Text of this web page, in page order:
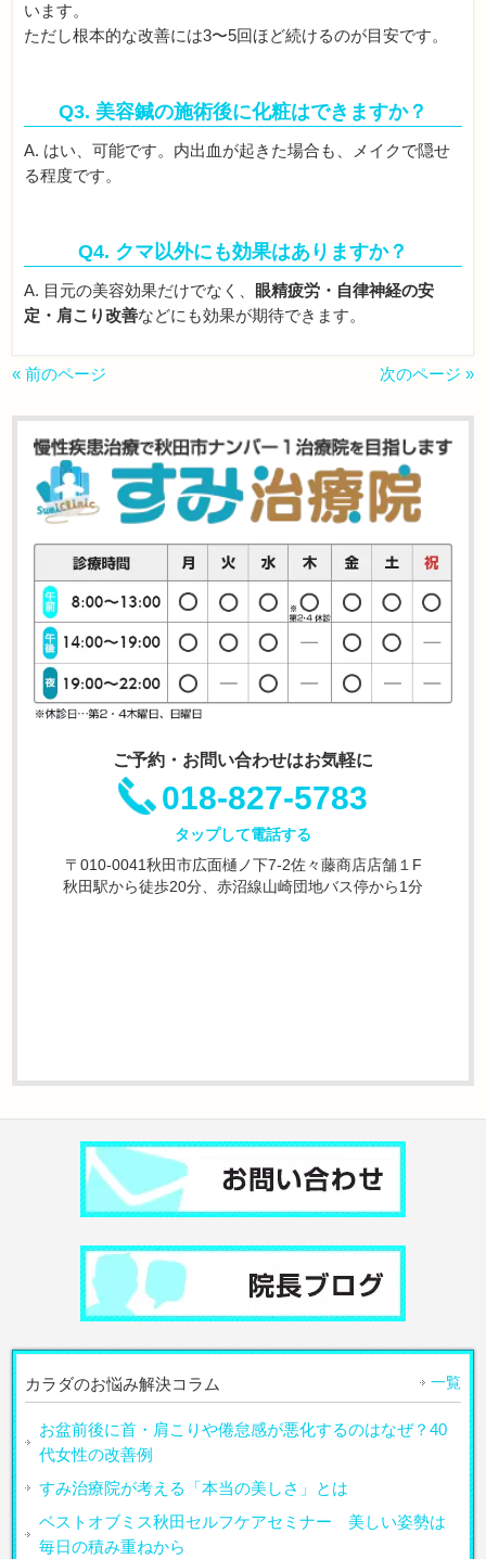
います。
ただし根本的な改善には3〜5回ほど続けるのが目安です。
Q3. 美容鍼の施術後に化粧はできますか？
A. はい、可能です。内出血が起きた場合も、メイクで隠せ
る程度です。
Q4. クマ以外にも効果はありますか？
A. 目元の美容効果だけでなく、
眼精疲労・自律神経の安
定・肩こり改善などにも効果が期待できます。
« 前のページ 次のページ »
ご予約・お問い合わせはお気軽に
018-827-5783
タップして電話する
〒010-0041秋田市広面樋ノ下7-2佐々藤商店店舗１F
秋田駅から徒歩20分、赤沼線山崎団地バス停から1分
カラダのお悩み解決コラム 一覧
お盆前後に首・肩こりや倦怠感が悪化するのはなぜ？40
代女性の改善例
すみ治療院が考える「本当の美しさ」とは
ベストオブミス秋田セルフケアセミナー 美しい姿勢は
毎日の積み重ねから